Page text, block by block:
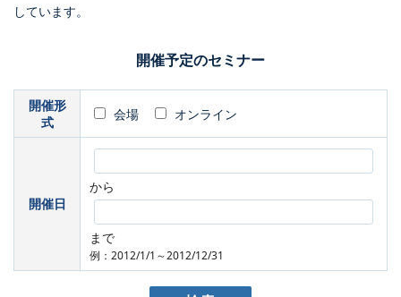
しています。
開催予定のセミナー
開催形
式
会場 オンライン
開催日
から
まで
例：2012/1/1～2012/12/31